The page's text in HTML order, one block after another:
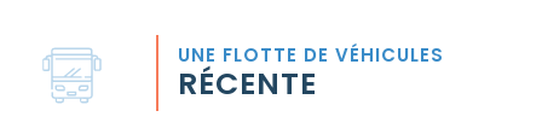
UNE FLOTTE DE VÉHICULES
RÉCENTE